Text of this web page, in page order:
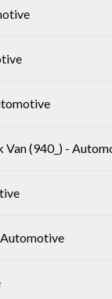
(940_) -